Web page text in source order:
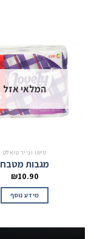
המלאי אזל
טישו ונייר טואלט
מגבות מטבח
₪10.90
מידע נוסף